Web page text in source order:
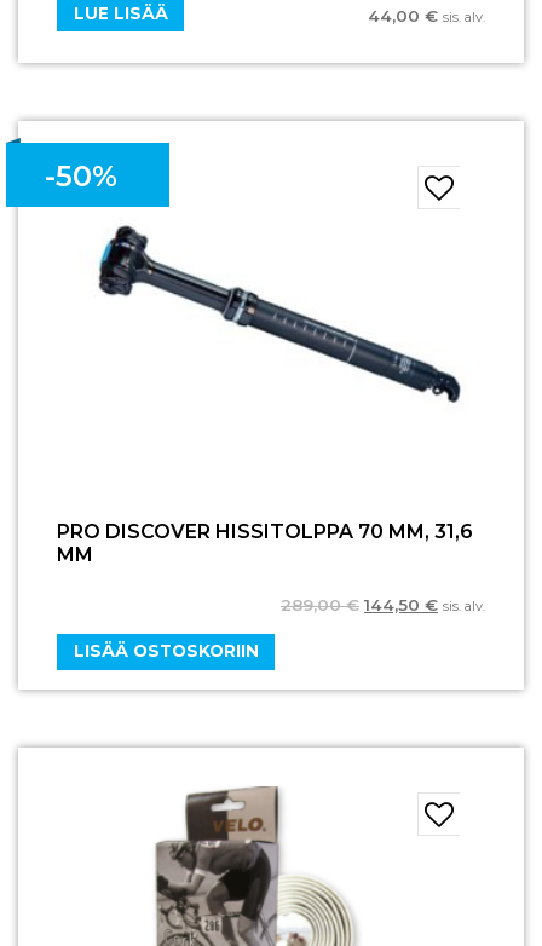
44,00 € sis. alv.
LUE LISÄÄ
-50%
PRO DISCOVER HISSITOLPPA 70 MM, 31,6
MM
289,00€ 144,50 € sis. alv.
LISÄÄ OSTOSKORIIN